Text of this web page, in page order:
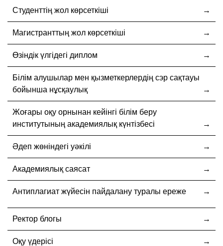
Студенттің жол көрсеткіші
Магистранттың жол көрсеткіші
Өзіндік үлгідегі диплом
Білім алушылар мен қызметкерлердің сэр сақтауы
бойынша нұсқаулық
Жоғары оқу орнынан кейінгі білім беру
институтының академиялық күнтізбесі
Әдеп жөніндегі уәкілі
Академиялық саясат
Антиплагиат жүйесін пайдалану туралы ереже
Ректор блогы
Оқу үдерісі